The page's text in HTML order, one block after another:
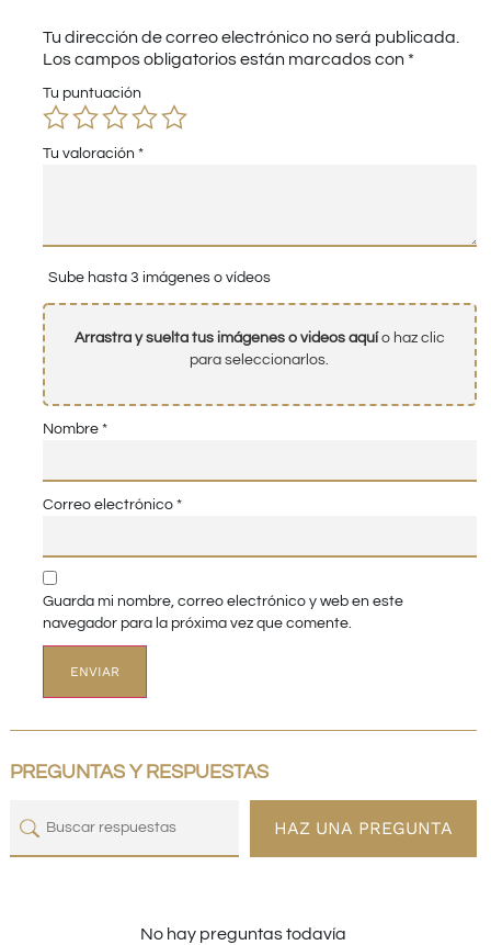
Tu dirección de correo electrónico no será publicada.
Los campos obligatorios están marcados con *
Tu puntuación
Tu valoración *
Sube hasta 3 imágenes o vídeos
Arrastra y suelta tus imágenes o videos aquío haz clic
para seleccionarlos.
Nombre *
Correo electrónico *
Guarda mi nombre, correo electrónico y web en este
navegador para la próxima vez que comente.
PREGUNTAS Y RESPUESTAS
HAZ UNA PREGUNTA
No hay preguntas todavía